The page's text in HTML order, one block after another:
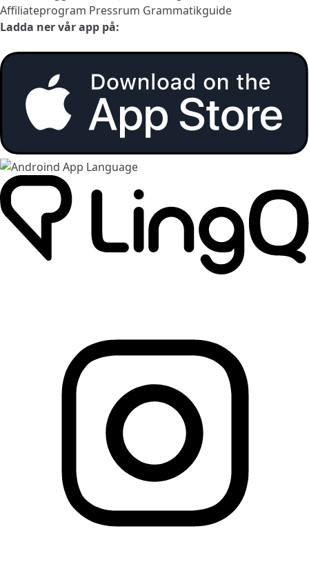
Affiliateprogram Pressrum Grammatikguide
Ladda ner vår app på: